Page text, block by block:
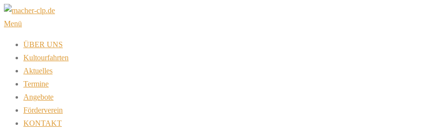
Zum
Inhalt
Menü
ÜBER UNS
Kultourfahrten
Aktuelles
Termine
Angebote
Förderverein
KONTAKT